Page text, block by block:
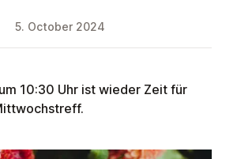
5. October 2024
10:30 Uhr ist wieder Zeit für